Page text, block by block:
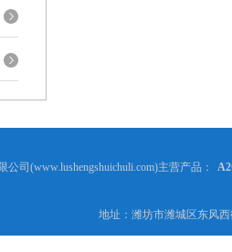
司(www.lushengshuichuli.com)主营产品：
地址：潍坊市潍城区东风